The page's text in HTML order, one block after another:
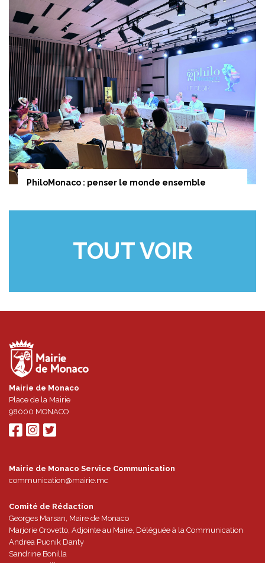
PhiloMonaco : penser le monde ensemble
TOUT VOIR
Mairie de Monaco
Place de la Mairie
98000 MONACO
Mairie de Monaco Service Communication
communication@mairie.mc
Comité de Rédaction
Georges Marsan, Maire de Monaco
Marjorie Crovetto, Adjointe au Maire, Déléguée à la Communication
Andrea Pucnik Danty
Sandrine Bonilla